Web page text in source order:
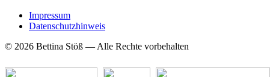
Impressum
Datenschutzhinweis
© 2026 Bettina Stöß — Alle Rechte vorbehalten